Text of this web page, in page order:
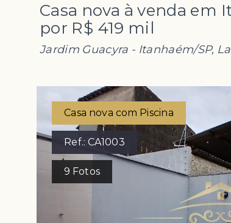
Casa nova à venda em
por R$ 419 mil
Jardim Guacyra - Itanhaém/SP,
Casa nova com Piscina
Ref.:CA1003
9 Fotos